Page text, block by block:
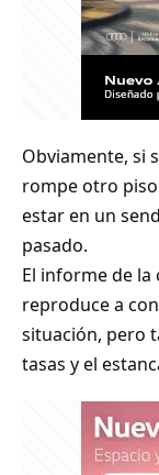
Obviamente, si
rompe otro
estar en un
pasado.
El informe de la
reproduce a
situación, pero
tasas y el